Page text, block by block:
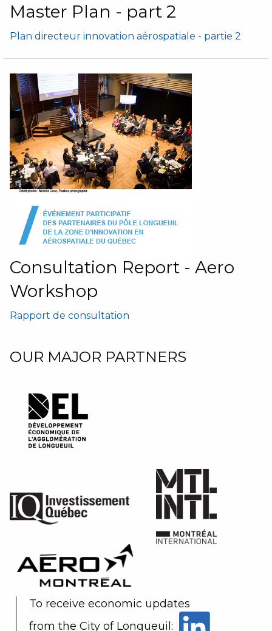
Master Plan - part 2
Plan directeur innovation aérospatiale - partie 2
Consultation Report - Aero
Workshop
Rapport de consultation
OUR MAJOR PARTNERS
To receive economic updates
from the City of Longueuil: